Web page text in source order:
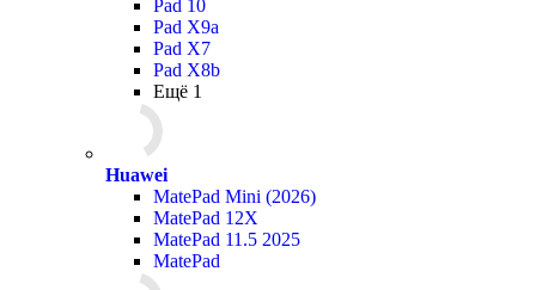
Pad 10
Pad X9a
Pad X7
Pad X8b
Ещё 1
Huawei
MatePad Mini (2026)
MatePad 12X
MatePad 11.5 2025
MatePad